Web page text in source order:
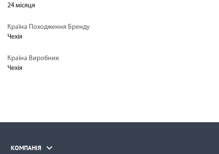
24 місяця
Країна Походження Бренду
Чехія
Країна Виробник
Чехія
КОМПАНІЯ 